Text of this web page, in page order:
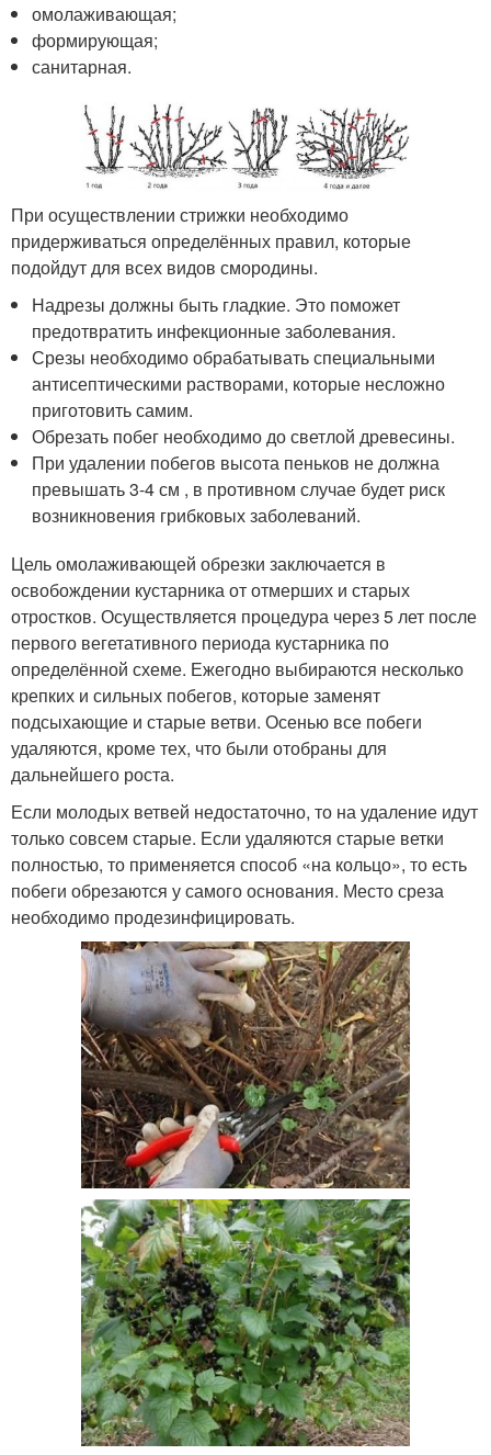
омолаживающая;
формирующая;
санитарная.
При осуществлении стрижки необходимо
придерживаться определённых правил, которые
подойдут для всех видов смородины.
Надрезы должны быть гладкие. Это поможет
предотвратить инфекционные заболевания.
Срезы необходимо обрабатывать специальными
антисептическими растворами, которые несложно
приготовить самим.
Обрезать побег необходимо до светлой древесины.
При удалении побегов высота пеньков не должна
превышать 3-4 см , в противном случае будет риск
возникновения грибковых заболеваний.
Цель омолаживающей обрезки заключается в
освобождении кустарника от отмерших и старых
отростков. Осуществляется процедура через 5 лет после
первого вегетативного периода кустарника по
определённой схеме. Ежегодно выбираются несколько
крепких и сильных побегов, которые заменят
подсыхающие и старые ветви. Осенью все побеги
удаляются, кроме тех, что были отобраны для
дальнейшего роста.
Если молодых ветвей недостаточно, то на удаление идут
только совсем старые. Если удаляются старые ветки
полностью, то применяется способ «на кольцо», то есть
побеги обрезаются у самого основания. Место среза
необходимо продезинфицировать.